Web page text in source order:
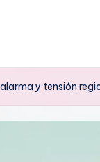
y tensión